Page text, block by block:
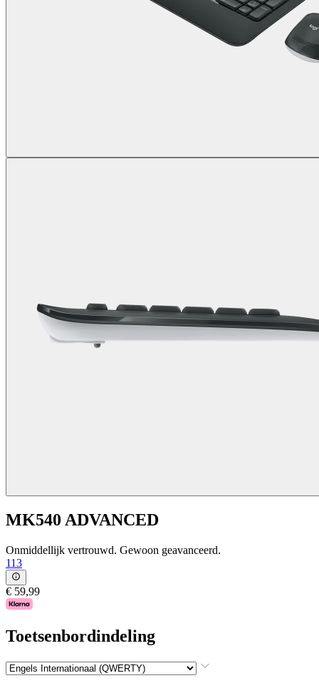
MK540 ADVANCED
Onmiddellijk vertrouwd. Gewoon geavanceerd.
113
€ 59,99
Toetsenbordindeling